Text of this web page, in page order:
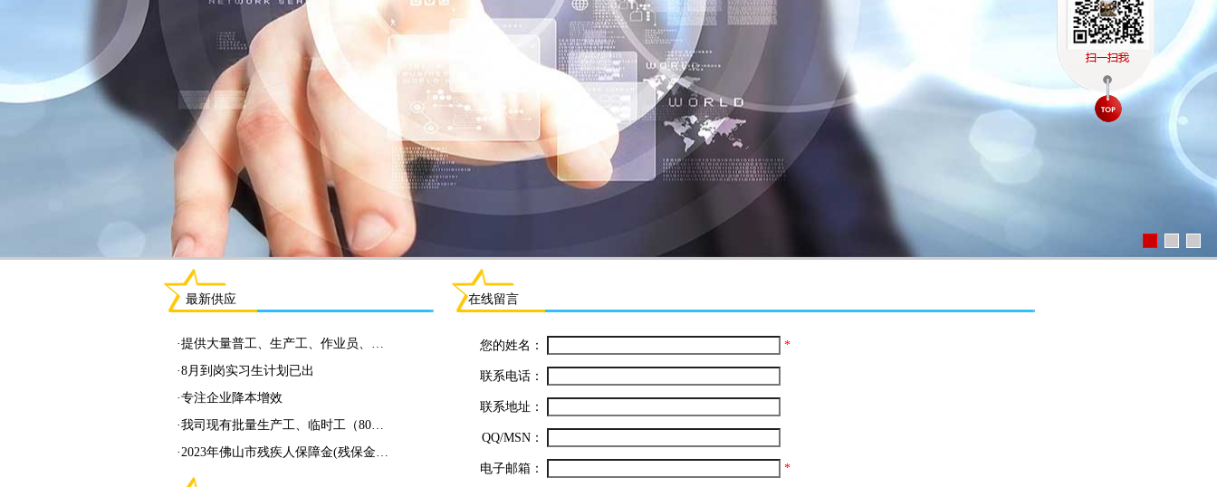
最新供应
·提供大量普工、生产工、作业员、…
·8月到岗实习生计划已出
·专注企业降本增效
·我司现有批量生产工、临时工（80…
·2023年佛山市残疾人保障金(残保金…
在线留言
您的姓名： *
联系电话：
联系地址：
QQ/MSN：
电子邮箱： *